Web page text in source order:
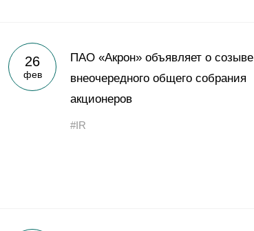
26
фев
ПАО «Акрон» объявляет о созыве
внеочередного общего собрания
акционеров
#IR